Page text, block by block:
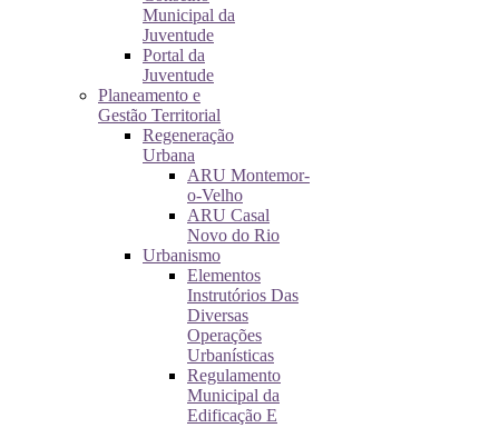
Municipal da
Juventude
Portal da
Juventude
Planeamento e
Gestão Territorial
Regeneração
Urbana
ARU Montemor-
o-Velho
ARU Casal
Novo do Rio
Urbanismo
Elementos
Instrutórios Das
Diversas
Operações
Urbanísticas
Regulamento
Municipal da
Edificação E